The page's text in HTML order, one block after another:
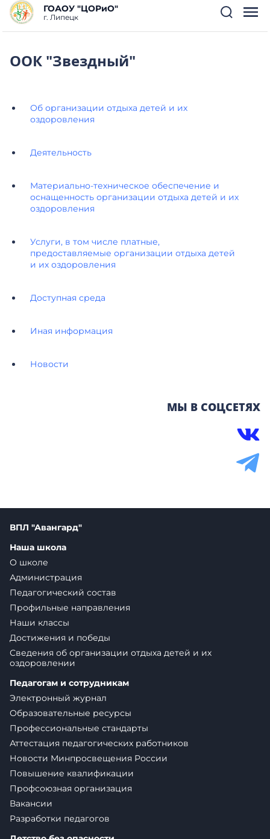
ГОАОУ "ЦОРиО"
г. Липецк
ООК "Звездный"
Об организации отдыха детей и их
оздоровления
Деятельность
Материально-техническое обеспечение и
оснащенность организации отдыха детей и их
оздоровления
Услуги, в том числе платные,
предоставляемые организации отдыха детей
и их оздоровления
Доступная среда
Иная информация
Новости
МЫ В СОЦСЕТЯХ
ВПЛ "Авангард"
Наша школа
О школе
Администрация
Педагогический состав
Профильные направления
Наши классы
Достижения и победы
Сведения об организации отдыха детей и их
оздоровлении
Педагогам и сотрудникам
Электронный журнал
Образовательные ресурсы
Профессиональные стандарты
Аттестация педагогических работников
Новости Минпросвещения России
Повышение квалификации
Профсоюзная организация
Вакансии
Разработки педагогов